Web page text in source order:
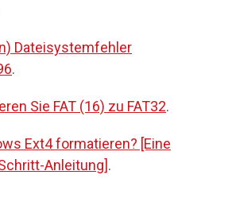
Dateisystemfehler
.
Sie FAT (16) zu FAT32.
Ext4 formatieren? [Eine
Anleitung].